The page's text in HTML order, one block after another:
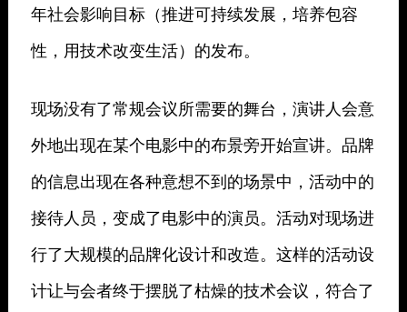
年社会影响目标（推进可持续发展，培养包容
性，用技术改变生活）的发布。
现场没有了常规会议所需要的舞台，演讲人会意
外地出现在某个电影中的布景旁开始宣讲。品牌
的信息出现在各种意想不到的场景中，活动中的
接待人员，变成了电影中的演员。活动对现场进
行了大规模的品牌化设计和改造。这样的活动设
计让与会者终于摆脱了枯燥的技术会议，符合了